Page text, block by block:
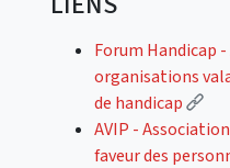
Forum Handicap
organisations
de handicap
AVIP -
faveur des